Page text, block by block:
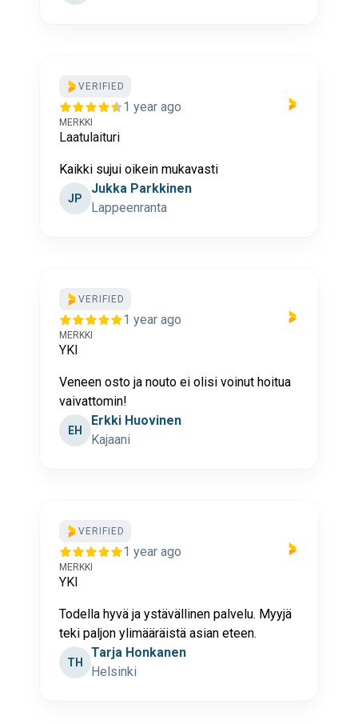
VERIFIED
1 year ago
MERKKI
Laatulaituri
Kaikki sujui oikein mukavasti
JP
Jukka Parkkinen
Lappeenranta
VERIFIED
1 year ago
MERKKI
YKI
Veneen osto ja nouto ei olisi voinut hoitua
vaivattomin!
EH
Erkki Huovinen
Kajaani
VERIFIED
1 year ago
MERKKI
YKI
Todella hyvä ja ystävällinen palvelu. Myyjä
teki paljon ylimääräistä asian eteen.
TH
Tarja Honkanen
Helsinki